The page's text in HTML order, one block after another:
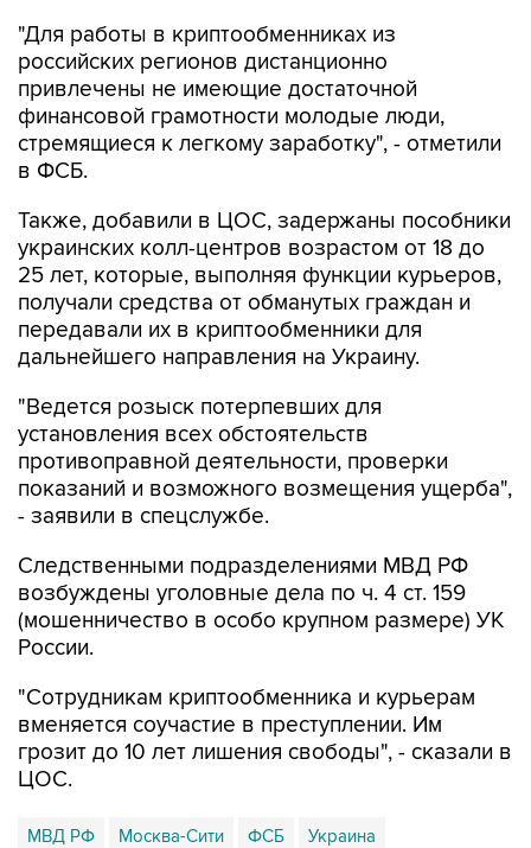
"Для работы в криптообменниках из
российских регионов дистанционно
привлечены не имеющие достаточной
финансовой грамотности молодые люди,
стремящиеся к легкому заработку", - отметили
в ФСБ.
Также, добавили в ЦОС, задержаны пособники
украинских колл-центров возрастом от 18 до
25 лет, которые, выполняя функции курьеров,
получали средства от обманутых граждан и
передавали их в криптообменники для
дальнейшего направления на Украину.
"Ведется розыск потерпевших для
установления всех обстоятельств
противоправной деятельности, проверки
показаний и возможного возмещения ущерба",
- заявили в спецслужбе.
Следственными подразделениями МВД РФ
возбуждены уголовные дела по ч. 4 ст. 159
(мошенничество в особо крупном размере) УК
России.
"Сотрудникам криптообменника и курьерам
вменяется соучастие в преступлении. Им
грозит до 10 лет лишения свободы", - сказали в
ЦОС.
МВД РФ Москва-Сити ФСБ Украина